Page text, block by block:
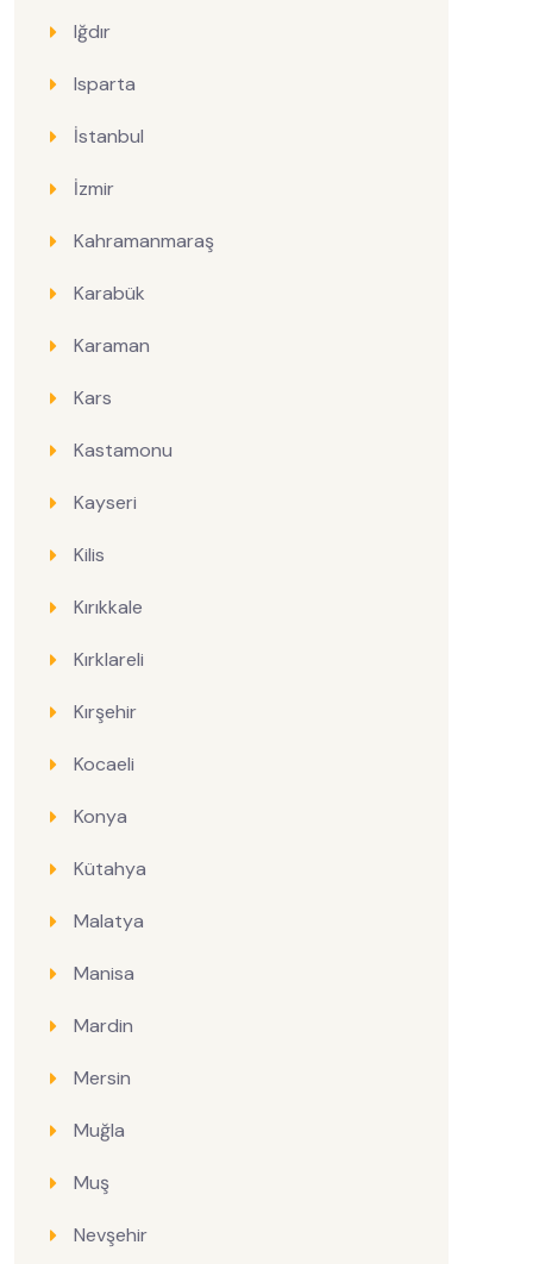
Iğdır
Isparta
İstanbul
İzmir
Kahramanmaraş
Karabük
Karaman
Kars
Kastamonu
Kayseri
Kilis
Kırıkkale
Kırklareli
Kırşehir
Kocaeli
Konya
Kütahya
Malatya
Manisa
Mardin
Mersin
Muğla
Muş
Nevşehir